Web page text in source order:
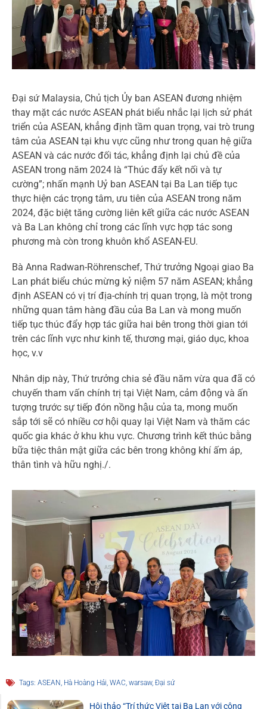
Đại sứ Malaysia, Chủ tịch Ủy ban ASEAN đương nhiệm
thay mặt các nước ASEAN phát biểu nhắc lại lịch sử phát
triển của ASEAN, khẳng định tầm quan trọng, vai trò trung
tâm của ASEAN tại khu vực cũng như trong quan hệ giữa
ASEAN và các nước đối tác, khẳng định lại chủ đề của
ASEAN trong năm 2024 là “Thúc đẩy kết nối và tự
cường”; nhấn mạnh Uỷ ban ASEAN tại Ba Lan tiếp tục
thực hiện các trọng tâm, ưu tiên của ASEAN trong năm
2024, đặc biệt tăng cường liên kết giữa các nước ASEAN
và Ba Lan không chỉ trong các lĩnh vực hợp tác song
phương mà còn trong khuôn khổ ASEAN-EU.
Bà Anna Radwan-Röhrenschef, Thứ trưởng Ngoại giao Ba
Lan phát biểu chúc mừng kỷ niệm 57 năm ASEAN; khẳng
định ASEAN có vị trí địa-chính trị quan trọng, là một trong
những quan tâm hàng đầu của Ba Lan và mong muốn
tiếp tục thúc đẩy hợp tác giữa hai bên trong thời gian tới
trên các lĩnh vực như kinh tế, thương mại, giáo dục, khoa
học, v.v
Nhân dịp này, Thứ trưởng chia sẻ đầu năm vừa qua đã có
chuyến tham vấn chính trị tại Việt Nam, cảm động và ấn
tượng trước sự tiếp đón nồng hậu của ta, mong muốn
sắp tới sẽ có nhiều cơ hội quay lại Việt Nam và thăm các
quốc gia khác ở khu khu vực. Chương trình kết thúc bằng
bữa tiệc thân mật giữa các bên trong không khí ấm áp,
thân tình và hữu nghị./.
Tags: ASEAN, Hà Hoàng Hải, WAC, warsaw, Đại sứ
Hội thảo “Trí thức Việt tại Ba Lan với công